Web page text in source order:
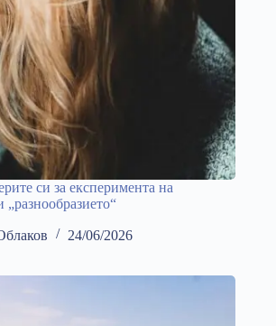
си за експеримента на
24/06/2026